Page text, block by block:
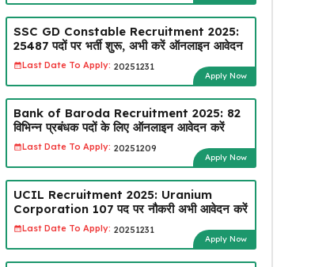
SSC GD Constable Recruitment 2025:
25487 पदों पर भर्ती शुरू, अभी करें ऑनलाइन आवेदन
Last Date To Apply: 20251231
Apply Now
Bank of Baroda Recruitment 2025: 82
विभिन्न प्रबंधक पदों के लिए ऑनलाइन आवेदन करें
Last Date To Apply: 20251209
Apply Now
UCIL Recruitment 2025: Uranium
Corporation 107 पद पर नौकरी अभी आवेदन करें
Last Date To Apply: 20251231
Apply Now